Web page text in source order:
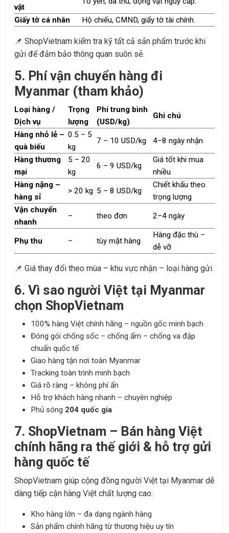
vật
Giấy tờ cá nhân Hộ chiếu, CMND, giấy tờ tài chính.
📌 ShopVietnam kiểm tra kỹ tất cả sản phẩm trước khi
gửi để đảm bảo thông quan suôn sẻ.
5. Phí vận chuyển hàng đi
Myanmar (tham khảo)
Loại hàng /
Dịch vụ
Trọng
lượng
Phí trung bình
(USD/kg)
Ghi chú
Hàng nhỏ lẻ –
quà biếu
0.5 – 5
kg
7 – 10 USD/kg 4–8 ngày nhận
Hàng thương
mại
5 – 20
kg
6 – 9 USD/kg
Giá tốt khi mua
nhiều
Hàng nặng –
hàng sỉ
> 20 kg 5 – 8 USD/kg
Chiết khấu theo
trọng lượng
Vận chuyển
nhanh
– theo đơn 2–4 ngày
Phụ thu – tùy mặt hàng
Hàng đặc thù –
dễ vỡ
📌 Giá thay đổi theo mùa – khu vực nhận – loại hàng gửi.
6. Vì sao người Việt tại Myanmar
chọn ShopVietnam
100% hàng Việt chính hãng – nguồn gốc minh bạch
Đóng gói chống sốc – chống ẩm – chống va đập
chuẩn quốc tế
Giao hàng tận nơi toàn Myanmar
Tracking toàn trình minh bạch
Giá rõ ràng – không phí ẩn
Hỗ trợ khách hàng nhanh – chuyên nghiệp
Phủ sóng 204 quốc gia
7. ShopVietnam – Bán hàng Việt
chính hãng ra thế giới & hỗ trợ gửi
hàng quốc tế
ShopVietnam giúp cộng đồng người Việt tại Myanmar dễ
dàng tiếp cận hàng Việt chất lượng cao:
Kho hàng lớn – đa dạng ngành hàng
Sản phẩm chính hãng từ thương hiệu uy tín